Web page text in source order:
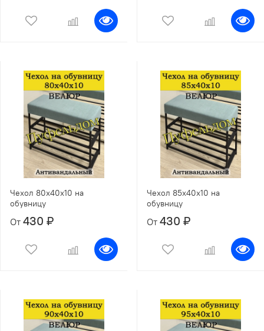
Чехол 80х40х10 на
обувницу
От 430 ₽
Чехол 85х40х10 на
обувницу
От 430 ₽